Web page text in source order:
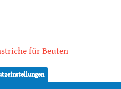
für Beuten
Haltung